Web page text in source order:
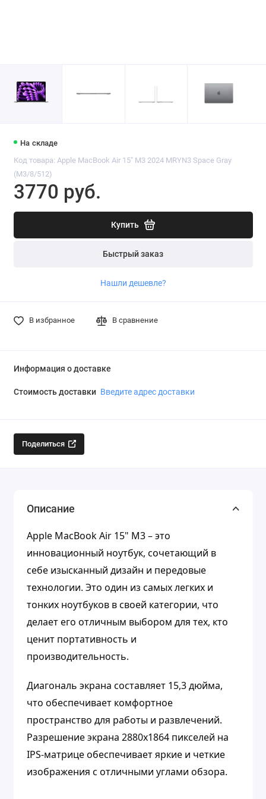
На складе
Код товара: Apple MacBook Air 15" M3 2024 MRYN3 Space Gray
(M3/8/512)
3770 руб.
Купить
Быстрый заказ
Нашли дешевле?
В избранное В сравнение
Информация о доставке
Стоимость доставки Введите адрес доставки
Поделиться
Описание
Apple MacBook Air 15" M3 – это
инновационный ноутбук, сочетающий в
себе изысканный дизайн и передовые
технологии. Это один из самых легких и
тонких ноутбуков в своей категории, что
делает его отличным выбором для тех, кто
ценит портативность и
производительность.
Диагональ экрана составляет 15,3 дюйма,
что обеспечивает комфортное
пространство для работы и развлечений.
Разрешение экрана 2880x1864 пикселей на
IPS-матрице обеспечивает яркие и четкие
изображения с отличными углами обзора.